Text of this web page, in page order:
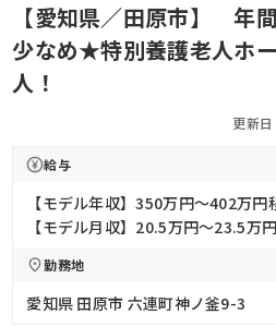
【愛知県／田原市】 年
少なめ★特別養護老人ホ
人！
更新
給与
【モデル年収】350万円〜402万
【モデル月収】20.5万円〜23.5
勤務地
愛知県 田原市 六連町神ノ釜9-3